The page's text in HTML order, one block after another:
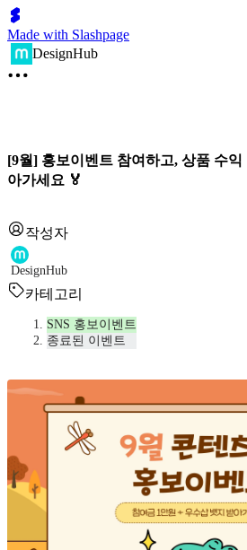
Made with Slashpage
DesignHub
[9월] 홍보이벤트 참여하고, 상품 수
아가세요 🏅
작성자
DesignHub
카테고리
SNS 홍보이벤트
종료된 이벤트